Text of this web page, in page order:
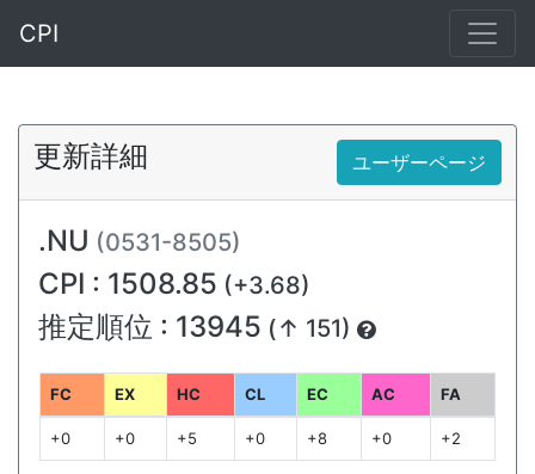
CPI
更新詳細 ユーザーページ
.NU (0531-8505)
CPI : 1508.85 (+3.68)
推定順位 : 13945 (↑ 151)
FC EX HC CL EC AC FA
+0 +0 +5 +0 +8 +0 +2